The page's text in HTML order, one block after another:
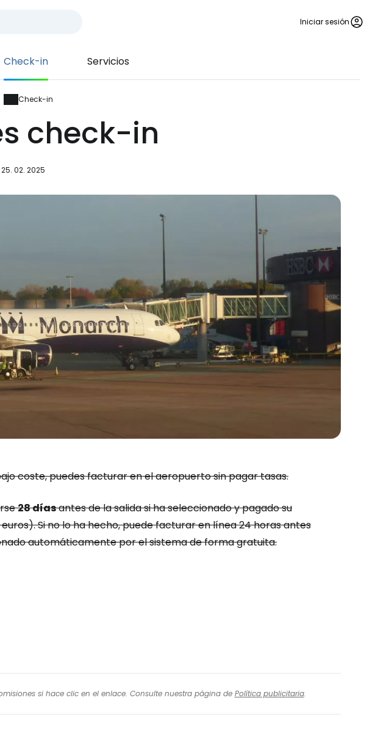
Iniciar sesión
Check-in Servicios
Check-in
check-in
02. 2025
coste, puedes facturar en el aeropuerto sin pagar tasas.
28 díasantes de la salida si ha seleccionado y pagado su
Si no lo ha hecho, puede facturar en línea 24 horas antes
automáticamente por el sistema de forma gratuita.
si hace clic en el enlace. Consulte nuestra página de Política publicitaria.
sesión en Cestee
Continuar con Facebook